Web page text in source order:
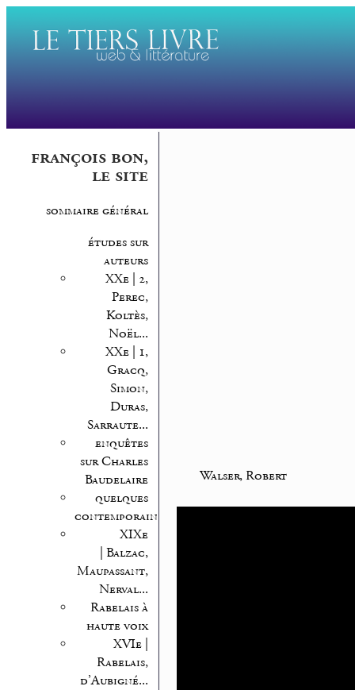
françois bon,
le site
sommaire général
études sur
auteurs
XXe | 2,
Perec,
Koltès,
Noël...
XXe | 1,
Gracq,
Simon,
Duras,
Sarraute...
enquêtes
sur Charles
Baudelaire
quelques
contemporains
XIXe
| Balzac,
Maupassant,
Nerval...
Rabelais à
haute voix
XVIe |
Rabelais,
d’Aubigné...
Walser, Robert